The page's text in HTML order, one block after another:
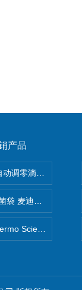
产品
袋 麦迪康Medicom
Scientific S1移